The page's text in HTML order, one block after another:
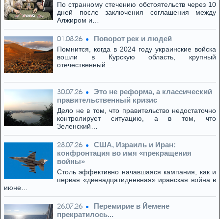
По странному стечению обстоятельств через 10
дней после заключения соглашения между
Алжиром и…
01.08.26 Поворот рек и людей
Помнится, когда в 2024 году украинские войска
вошли в Курскую область, крупный
отечественный…
30.07.26
Это не реформа, а классический
правительственный кризис
Дело не в том, что правительство недостаточно
контролирует ситуацию, а в том, что
Зеленский…
28.07.26
США, Израиль и Иран:
конфронтация во имя «прекращения
войны»
Столь эффективно начавшаяся кампания, как и
первая «двенадцатидневная» иранская война в
июне…
26.07.26
Перемирие в Йемене
прекратилось...